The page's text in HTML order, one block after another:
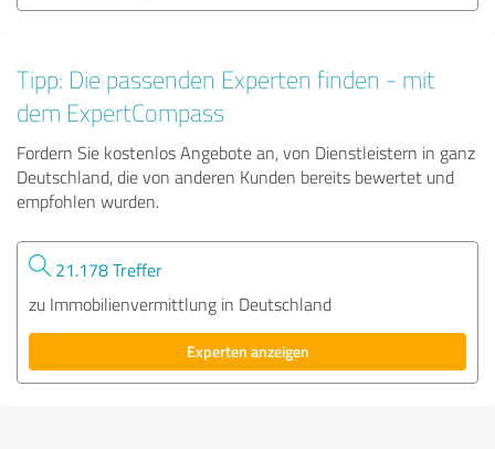
Tipp: Die passenden Experten finden - mit
dem ExpertCompass
Fordern Sie kostenlos Angebote an, von Dienstleistern in ganz
Deutschland, die von anderen Kunden bereits bewertet und
empfohlen wurden.
21.178 Treffer
zu Immobilienvermittlung in Deutschland
Experten anzeigen